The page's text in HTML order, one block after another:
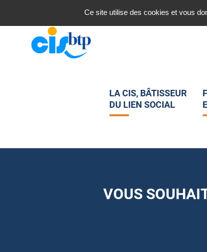
Nous
LA CIS, BÂTISSEUR
DU LIEN SOCIAL
VOUS
Ce site utilise des cookies et vous